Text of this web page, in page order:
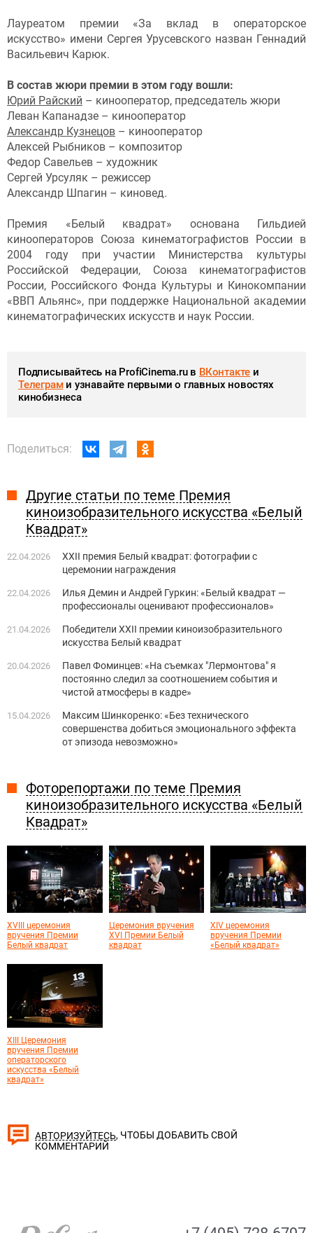
Лауреатом премии «За вклад в операторское
искусство» имени Сергея Урусевского назван Геннадий
Васильевич Карюк.
В состав жюри премии в этом году вошли:
Юрий Райский – кинооператор, председатель жюри
Леван Капанадзе – кинооператор
Александр Кузнецов – кинооператор
Алексей Рыбников – композитор
Федор Савельев – художник
Сергей Урсуляк – режиссер
Александр Шпагин – киновед.
Премия «Белый квадрат» основана Гильдией
кинооператоров Союза кинематографистов России в
2004 году при участии Министерства культуры
Российской Федерации, Союза кинематографистов
России, Российского Фонда Культуры и Кинокомпании
«ВВП Альянс», при поддержке Национальной академии
кинематографических искусств и наук России.
Подписывайтесь на ProfiCinema.ru в ВКонтакте и
Телеграми узнавайте первыми о главных новостях
кинобизнеса
Поделиться:
Другие статьи по теме Премия
киноизобразительного искусства «Белый
Квадрат»
22.04.2026
XXII премия Белый квадрат: фотографии с
церемонии награждения
22.04.2026
Илья Демин и Андрей Гуркин: «Белый квадрат —
профессионалы оценивают профессионалов»
21.04.2026
Победители XXII премии киноизобразительного
искусства Белый квадрат
20.04.2026
Павел Фоминцев: «На съемках "Лермонтова" я
постоянно следил за соотношением события и
чистой атмосферы в кадре»
15.04.2026
Максим Шинкоренко: «Без технического
совершенства добиться эмоционального эффекта
от эпизода невозможно»
Фоторепортажи по теме Премия
киноизобразительного искусства «Белый
Квадрат»
XVIII церемония
вручения Премии
Белый квадрат
Церемония вручения
XVI Премии Белый
квадрат
XIV церемония
вручения Премии
«Белый квадрат»
XIII Церемония
вручения Премии
операторского
искусства «Белый
квадрат»
АВТОРИЗУЙТЕСЬ, ЧТОБЫ ДОБАВИТЬ СВОЙ
КОММЕНТАРИЙ